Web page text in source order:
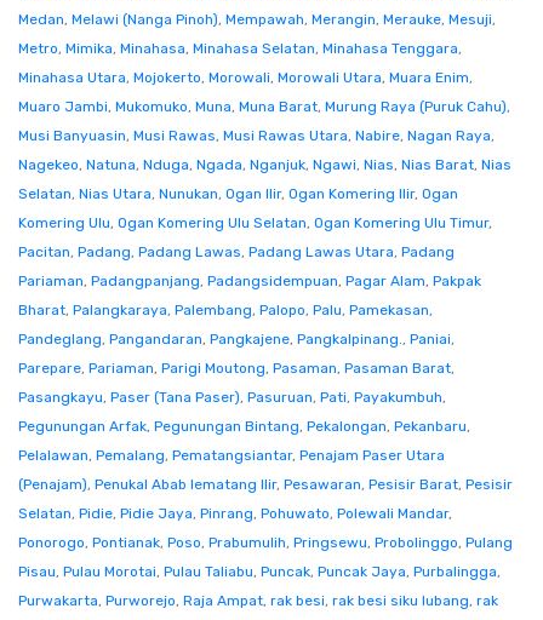
Medan, Melawi (Nanga Pinoh), Mempawah, Merangin, Merauke, Mesuji,
Metro, Mimika, Minahasa, Minahasa Selatan, Minahasa Tenggara,
Minahasa Utara, Mojokerto, Morowali, Morowali Utara, Muara Enim,
Muaro Jambi, Mukomuko, Muna, Muna Barat, Murung Raya (Puruk Cahu),
Musi Banyuasin, Musi Rawas, Musi Rawas Utara, Nabire, Nagan Raya,
Nagekeo, Natuna, Nduga, Ngada, Nganjuk, Ngawi, Nias, Nias Barat, Nias
Selatan, Nias Utara, Nunukan, Ogan Ilir, Ogan Komering Ilir, Ogan
Komering Ulu, Ogan Komering Ulu Selatan, Ogan Komering Ulu Timur,
Pacitan, Padang, Padang Lawas, Padang Lawas Utara, Padang
Pariaman, Padangpanjang, Padangsidempuan, Pagar Alam, Pakpak
Bharat, Palangkaraya, Palembang, Palopo, Palu, Pamekasan,
Pandeglang, Pangandaran, Pangkajene, Pangkalpinang., Paniai,
Parepare, Pariaman, Parigi Moutong, Pasaman, Pasaman Barat,
Pasangkayu, Paser (Tana Paser), Pasuruan, Pati, Payakumbuh,
Pegunungan Arfak, Pegunungan Bintang, Pekalongan, Pekanbaru,
Pelalawan, Pemalang, Pematangsiantar, Penajam Paser Utara
(Penajam), Penukal Abab lematang Ilir, Pesawaran, Pesisir Barat, Pesisir
Selatan, Pidie, Pidie Jaya, Pinrang, Pohuwato, Polewali Mandar,
Ponorogo, Pontianak, Poso, Prabumulih, Pringsewu, Probolinggo, Pulang
Pisau, Pulau Morotai, Pulau Taliabu, Puncak, Puncak Jaya, Purbalingga,
Purwakarta, Purworejo, Raja Ampat, rak besi, rak besi siku lubang, rak